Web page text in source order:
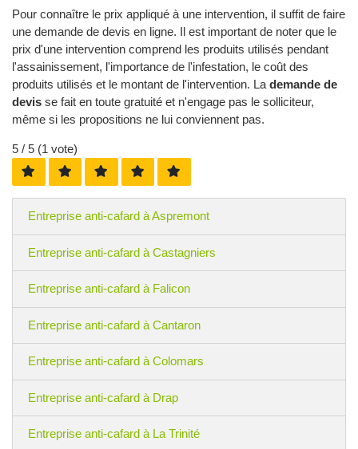
Pour connaître le prix appliqué à une intervention, il suffit de faire
une demande de devis en ligne. Il est important de noter que le
prix d'une intervention comprend les produits utilisés pendant
l'assainissement, l'importance de l'infestation, le coût des
produits utilisés et le montant de l'intervention. La demande de
devis se fait en toute gratuité et n'engage pas le solliciteur,
même si les propositions ne lui conviennent pas.
5 / 5 (1 vote)
Entreprise anti-cafard à Aspremont
Entreprise anti-cafard à Castagniers
Entreprise anti-cafard à Falicon
Entreprise anti-cafard à Cantaron
Entreprise anti-cafard à Colomars
Entreprise anti-cafard à Drap
Entreprise anti-cafard à La Trinité